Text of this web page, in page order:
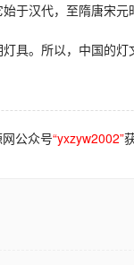
汉代，至隋唐宋
。所以，中国的
公众号“yxzyw2002”